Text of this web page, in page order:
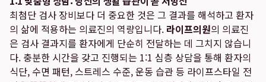
최첨단 검사 장비보다 더 중요한 것은 그 결과를 해석하고 환자
의 삶에 적용하는 의료진의 역량입니다. 라이프의원의 의료진
은 검사 결과지를 환자에게 단순히 전달하는 데 그치지 않습니
다. 충분한 시간을 갖고 진행되는 1:1 심층 상담을 통해 환자의
식단, 수면 패턴, 스트레스 수준, 운동 습관 등 라이프스타일 전